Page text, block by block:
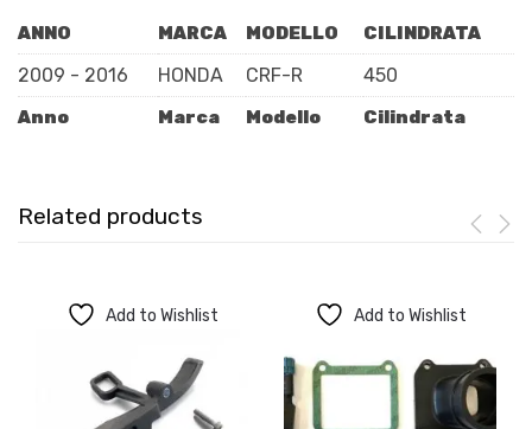
ANNO MARCA MODELLO CILINDRATA
Anno Marca Modello Cilindrata
2009 - 2016 HONDA CRF-R 450
Related products
Add to Wishlist Add to Wishlist